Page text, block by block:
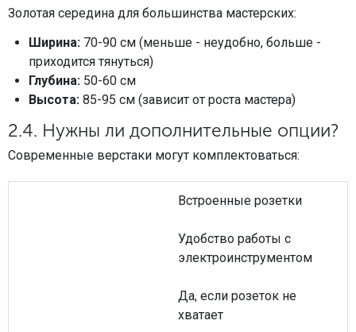
Золотая середина для большинства мастерских:
Ширина: 70-90 см (меньше - неудобно, больше -
приходится тянуться)
Глубина: 50-60 см
Высота: 85-95 см (зависит от роста мастера)
2.4. Нужны ли дополнительные опции?
Современные верстаки могут комплектоваться:
Встроенные розетки
Удобство работы с
электроинструментом
Да, если розеток не
хватает